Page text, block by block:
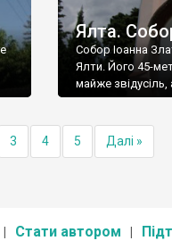
Ялта.
Собор Іоанна
Ялти. Його 45-
майже
3 4 5 Далі »
Стати автором